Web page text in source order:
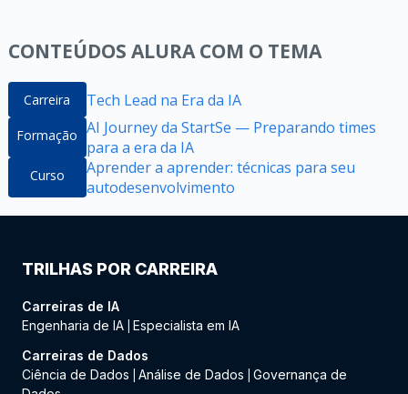
CONTEÚDOS ALURA COM O TEMA
Carreira Tech Lead na Era da IA
Formação AI Journey da StartSe — Preparando times
para a era da IA
Curso
Aprender a aprender: técnicas para seu
autodesenvolvimento
TRILHAS POR CARREIRA
Carreiras de IA
Engenharia de IA Especialista em IA
Carreiras de Dados
Ciência de Dados
Análise de Dados
Governança de